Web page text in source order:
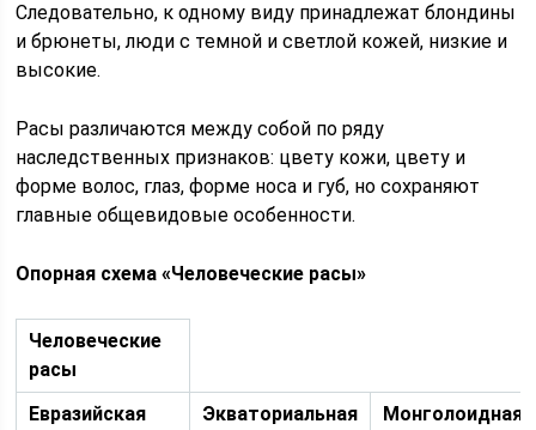
Следовательно, к одному виду принадлежат блондины
и брюнеты, люди с темной и светлой кожей, низкие и
высокие.
Расы различаются между собой по ряду
наследственных признаков: цвету кожи, цвету и
форме волос, глаз, форме носа и губ, но сохраняют
главные общевидовые особенности.
Опорная схема «Человеческие расы»
Человеческие
расы
Евразийская
Экваториальная
Монголоидная